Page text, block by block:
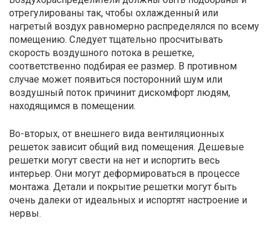
отрегулированы так, чтобы охлажденный или
нагретый воздух равномерно распределялся по всему
помещению. Следует тщательно просчитывать
скорость воздушного потока в решетке,
соответственно подбирая ее размер. В противном
случае может появиться посторонний шум или
воздушный поток причинит дискомфорт людям,
находящимся в помещении.
Во-вторых, от внешнего вида вентиляционных
решеток зависит общий вид помещения. Дешевые
решетки могут свести на нет и испортить весь
интерьер. Они могут деформироваться в процессе
монтажа. Детали и покрытие решетки могут быть
очень далеки от идеальных и испортят настроение и
нервы.